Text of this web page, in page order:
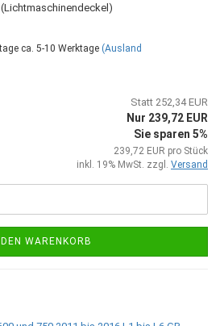
ca. 5-10 Werktage (Ausland
Statt 252,34 EUR
Nur 239,72 EUR
Sie sparen 5%
239,72 EUR pro Stück
inkl. 19% MwSt. zzgl. Versand
DEN WARENKORB